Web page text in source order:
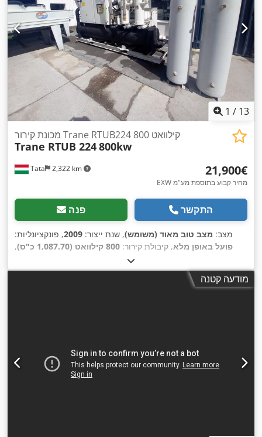
1 / 13
Tata 2,322 km
מכונת קירור Trane RTUB224 800 קילוואט
Trane RTUB 224800kw
‏21,900 ‏€
EXW מחיר קבוע בתוספת מע"מ
פנה התקשר
מצב: מצב טוב מאוד (משומש), שנת ייצור: 2009, פונקציונליות:
פועל באופן מלא, קיבולת קירור: 800 קילוואט (1,087.70 כ"ס)
,
משקל כולל:
מודעה קטנה